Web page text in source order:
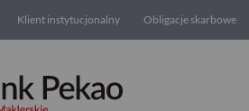
Klient instytucjonalny Obligacje skarbowe